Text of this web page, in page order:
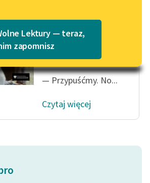
dla
Katalog w formacie PDF
Lektury — teraz,
zapomnisz
że idzie o pieniądze! —
wykrzyknęła Ewcia
niemal z rozpaczą.
— Przypuśćmy. No...
Czytaj więcej